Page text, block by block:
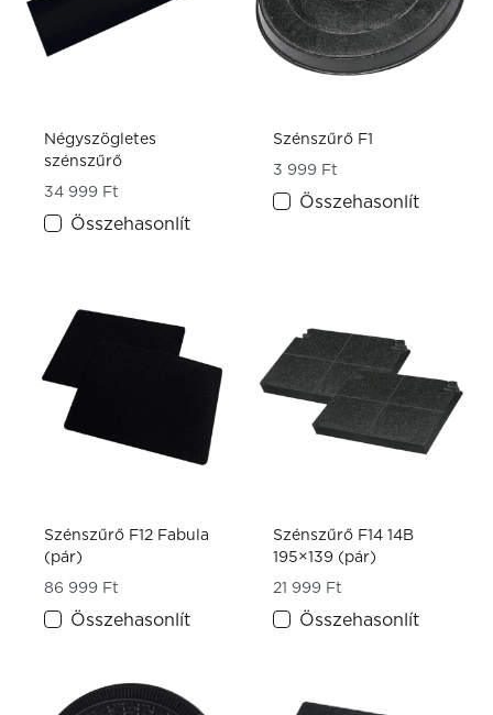
Négyszögletes
szénszűrő
34 999 Ft
Összehasonlít
Szénszűrő F1
3 999 Ft
Összehasonlít
Szénszűrő F12 Fabula
(pár)
86 999 Ft
Összehasonlít
Szénszűrő F14 14B
195×139 (pár)
21 999 Ft
Összehasonlít